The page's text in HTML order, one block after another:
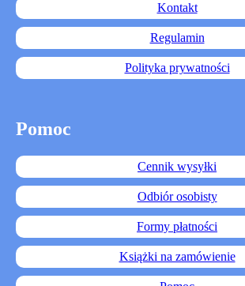
Kontakt
Regulamin
Polityka prywatności
Pomoc
Cennik wysyłki
Odbiór osobisty
Formy płatności
Książki na zamówienie